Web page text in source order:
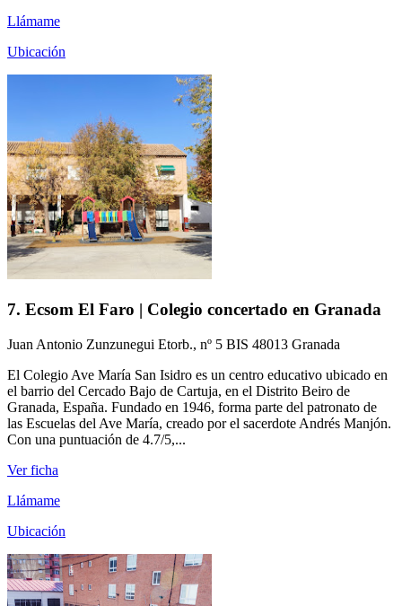
Llámame
Ubicación
7. Ecsom El Faro | Colegio concertado en Granada
Juan Antonio Zunzunegui Etorb., nº 5 BIS 48013 Granada
El Colegio Ave María San Isidro es un centro educativo ubicado en
el barrio del Cercado Bajo de Cartuja, en el Distrito Beiro de
Granada, España. Fundado en 1946, forma parte del patronato de
las Escuelas del Ave María, creado por el sacerdote Andrés Manjón.
Con una puntuación de 4.7/5,...
Ver ficha
Llámame
Ubicación